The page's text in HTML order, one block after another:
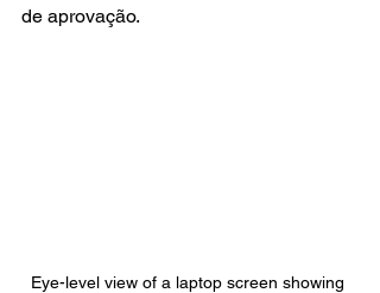
de aprovação.
Eye-level view of a laptop screen showing